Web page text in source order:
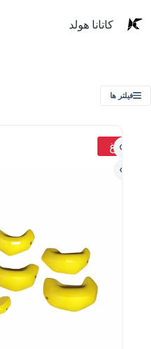
کاتانا هولد
فیلتر ها
داغ